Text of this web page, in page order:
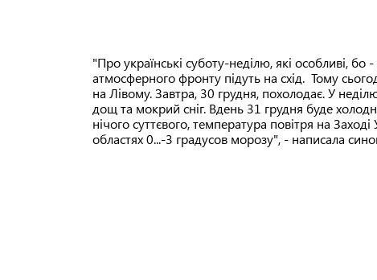
"Про українські суботу-неділю, які особливі, бо
атмосферного фронту підуть на схід. Тому
на Лівому. Завтра, 30 грудня, похолодає. У
дощ та мокрий сніг. Вдень 31 грудня буде
нічого суттєвого, температура повітря на Заході
областях 0...-3 градусов морозу", - написала